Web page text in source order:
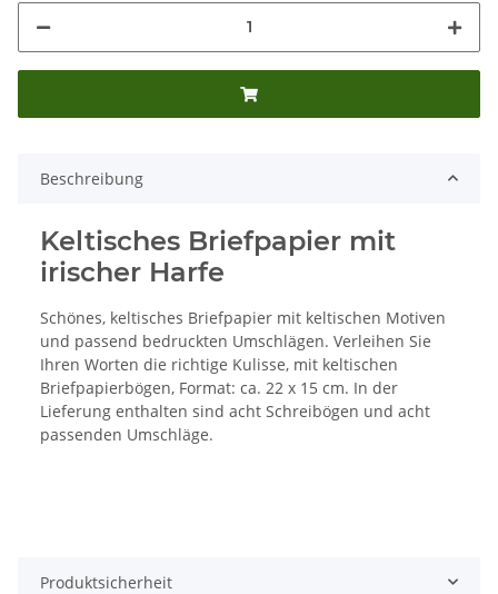
Beschreibung
Keltisches Briefpapier mit
irischer Harfe
Schönes, keltisches Briefpapier mit keltischen Motiven
und passend bedruckten Umschlägen. Verleihen Sie
Ihren Worten die richtige Kulisse, mit keltischen
Briefpapierbögen, Format: ca. 22 x 15 cm. In der
Lieferung enthalten sind acht Schreibögen und acht
passenden Umschläge.
Produktsicherheit